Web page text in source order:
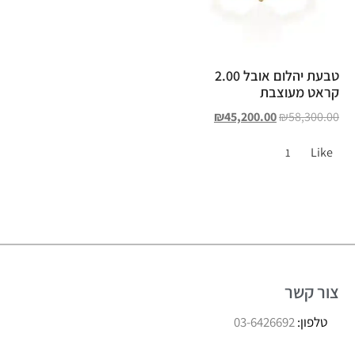
טבעת יהלום אובל 2.00
קראט מעוצבת
₪58,300.00
₪45,200.00
Like
1
צור קשר
טלפון:03-6426692